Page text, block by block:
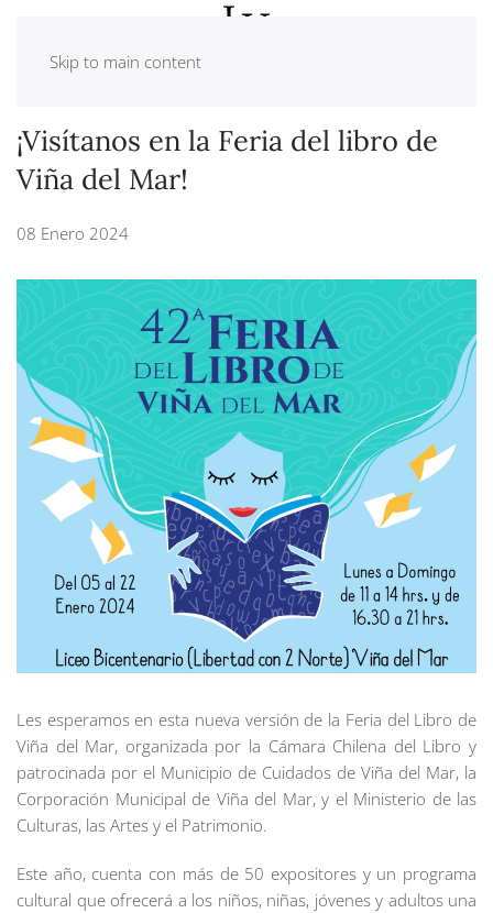
Skip to main content
¡Visítanos en la Feria del libro de
Viña del Mar!
08 Enero 2024
Les esperamos en esta nueva versión de la Feria del Libro de
Viña del Mar, organizada por la Cámara Chilena del Libro y
patrocinada por el Municipio de Cuidados de Viña del Mar, la
Corporación Municipal de Viña del Mar, y el Ministerio de las
Culturas, las Artes y el Patrimonio.
Este año, cuenta con más de 50 expositores y un programa
cultural que ofrecerá a los niños, niñas, jóvenes y adultos una